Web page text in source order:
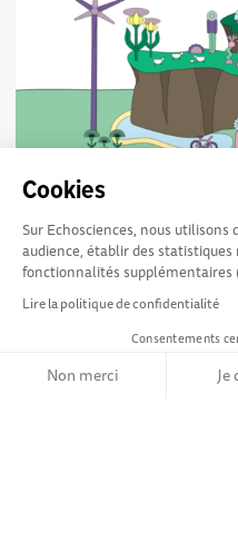
Cookies
Sur Echosciences, nous
audience, établir des
fonctionnalités supplémentaires
Lire la politique de confidentialité
Consentements
Non merci Je
Films d'animation autour
dérèglement climatique
Des étudiants mobilisés sur
climatique 🎥 Le GREC-
avec l’École Supérieure de